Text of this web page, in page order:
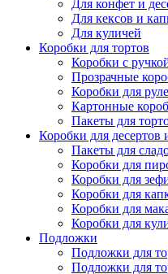
Для конфет и
Для кексов и
Для куличей
Коробки для тортов
Коробки с
Прозрачные
Коробки для
Картонные
Пакеты для
Коробки для
Пакеты для
Коробки для
Коробки для
Коробки для
Коробки для
Коробки для
Подложки
Подложки для
Подложки для